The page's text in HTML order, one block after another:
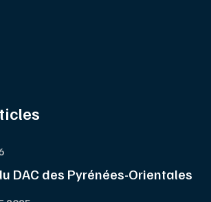
DAC des Pyrénées-Orientales